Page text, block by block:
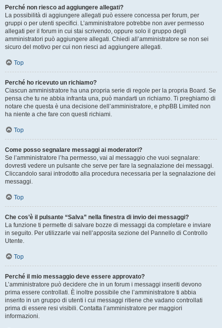
Perché non riesco ad aggiungere allegati?
La possibilità di aggiungere allegati può essere concessa per forum, per
gruppi o per utenti specifici. L’amministratore potrebbe non aver permesso
allegati per il forum in cui stai scrivendo, oppure solo il gruppo degli
amministratori può aggiungere allegati. Chiedi all’amministratore se non sei
sicuro del motivo per cui non riesci ad aggiungere allegati.
Top
Perché ho ricevuto un richiamo?
Ciascun amministratore ha una propria serie di regole per la propria Board. Se
pensa che tu ne abbia infranta una, può mandarti un richiamo. Ti preghiamo di
notare che questa è una decisione dell’amministratore, e phpBB Limited non
ha niente a che fare con questi richiami.
Top
Come posso segnalare messaggi ai moderatori?
Se l’amministratore l’ha permesso, vai al messaggio che vuoi segnalare:
dovresti vedere un pulsante che serve per fare la segnalazione dei messaggi.
Cliccandolo sarai introdotto alla procedura necessaria per la segnalazione dei
messaggi.
Top
Che cos’è il pulsante “Salva” nella finestra di invio dei messaggi?
La funzione ti permette di salvare bozze di messaggi da completare e inviare
in seguito. Per utilizzarle vai nell’apposita sezione del Pannello di Controllo
Utente.
Top
Perché il mio messaggio deve essere approvato?
L’amministratore può decidere che in un forum i messaggi inseriti devono
prima essere controllati. È inoltre possibile che l’amministratore ti abbia
inserito in un gruppo di utenti i cui messaggi ritiene che vadano controllati
prima di essere resi visibili. Contatta l’amministratore per maggiori
informazioni.